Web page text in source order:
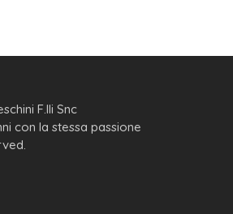
F.lli Snc
con la stessa passione